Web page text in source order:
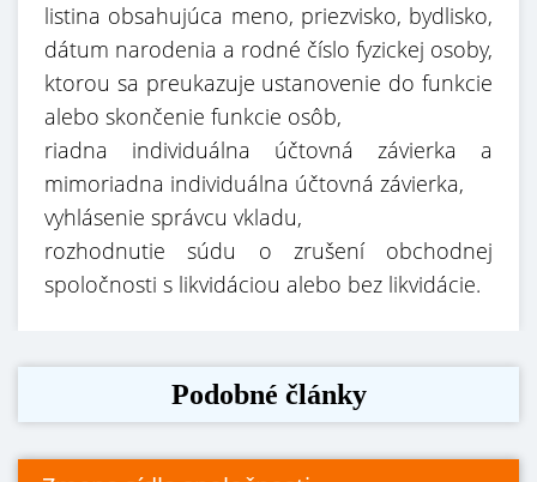
listina obsahujúca meno, priezvisko, bydlisko,
dátum narodenia a rodné číslo fyzickej osoby,
ktorou sa preukazuje ustanovenie do funkcie
alebo skončenie funkcie osôb,
riadna individuálna účtovná závierka a
mimoriadna individuálna účtovná závierka,
vyhlásenie správcu vkladu,
rozhodnutie súdu o zrušení obchodnej
spoločnosti s likvidáciou alebo bez likvidácie.
Podobné články